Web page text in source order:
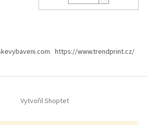
https://www.trendprint.cz/
Vytvořil Shoptet